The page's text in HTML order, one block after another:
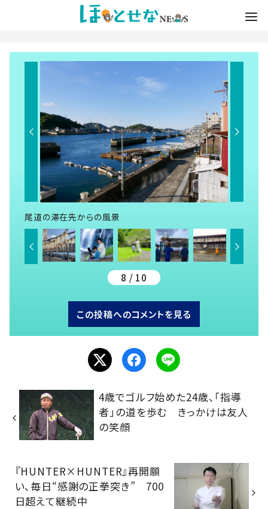
尾道の滞在先からの風景
8 / 10
この投稿へのコメントを見る
4歳でゴルフ始めた24歳、「指導
者」の道を歩む きっかけは友人
の笑顔
『HUNTER×HUNTER』再開願
い、毎日“感謝の正拳突き” 700
日超えて継続中